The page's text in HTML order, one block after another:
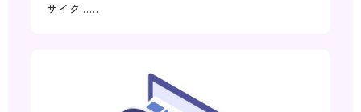
サイク……